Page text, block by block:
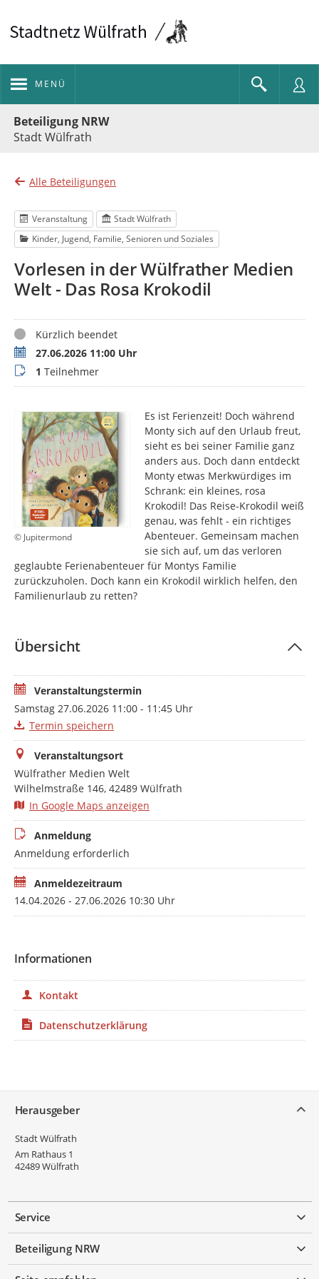
MENÜ
Beteiligung NRW
Stadt Wülfrath
Alle Beteiligungen
Veranstaltung
Stadt Wülfrath
Kinder, Jugend, Familie, Senioren und Soziales
Vorlesen in der Wülfrather Medien
Welt - Das Rosa Krokodil
StatusKürzlich beendet
Termin27.06.2026 11:00 Uhr
Teilnehmer
1 Teilnehmer
© Jupitermond
Es ist Ferienzeit! Doch während
Monty sich auf den Urlaub freut,
sieht es bei seiner Familie ganz
anders aus. Doch dann entdeckt
Monty etwas Merkwürdiges im
Schrank: ein kleines, rosa
Krokodil! Das Reise-Krokodil weiß
genau, was fehlt - ein richtiges
Abenteuer. Gemeinsam machen
sie sich auf, um das verloren
geglaubte Ferienabenteuer für Montys Familie
zurückzuholen. Doch kann ein Krokodil wirklich helfen, den
Familienurlaub zu retten?
Übersicht
Veranstaltungstermin
Samstag 27.06.2026 11:00 - 11:45 Uhr
Termin speichern
Veranstaltungsort
Wülfrather Medien Welt
Wilhelmstraße 146, 42489 Wülfrath
In Google Maps anzeigen
Anmeldung
Anmeldung erforderlich
Anmeldezeitraum
14.04.2026 - 27.06.2026 10:30 Uhr
Informationen
Kontakt
Datenschutzerklärung
Herausgeber
Stadt Wülfrath
Am Rathaus 1
42489Wülfrath
Service
Beteiligung NRW